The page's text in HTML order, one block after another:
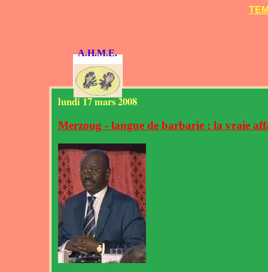
A.H.M.E.
lundi 17 mars 2008
Merzoug - langue de barbarie : la vraie